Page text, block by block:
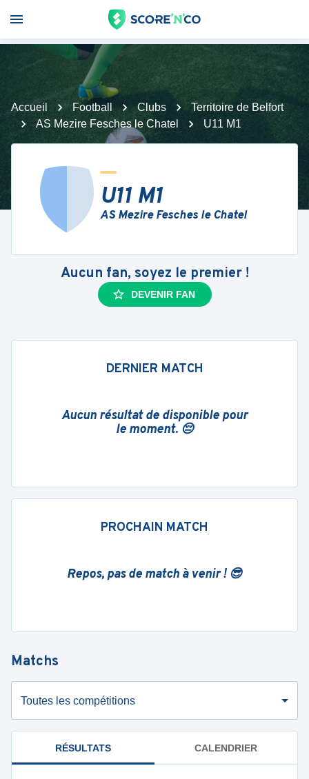
Accueil Football Clubs
Territoire de Belfort
AS Mezire Fesches le Chatel
U11 M1
U11 M1
AS Mezire Fesches le Chatel
Aucun fan, soyez le premier !
DEVENIR FAN
DERNIER MATCH
Aucun résultat de disponible pour
le moment. 😔
PROCHAIN MATCH
Repos, pas de match à venir ! 😎
Matchs
Toutes les compétitions
RÉSULTATS CALENDRIER